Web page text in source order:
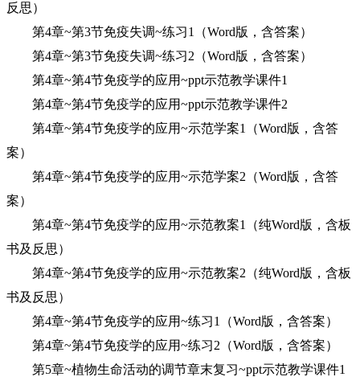
反思）
第4章~第3节免疫失调~练习1（Word版，含答案）
第4章~第3节免疫失调~练习2（Word版，含答案）
第4章~第4节免疫学的应用~ppt示范教学课件1
第4章~第4节免疫学的应用~ppt示范教学课件2
第4章~第4节免疫学的应用~示范学案1（Word版，含答
案）
第4章~第4节免疫学的应用~示范学案2（Word版，含答
案）
第4章~第4节免疫学的应用~示范教案1（纯Word版，含板
书及反思）
第4章~第4节免疫学的应用~示范教案2（纯Word版，含板
书及反思）
第4章~第4节免疫学的应用~练习1（Word版，含答案）
第4章~第4节免疫学的应用~练习2（Word版，含答案）
第5章~植物生命活动的调节章末复习~ppt示范教学课件1